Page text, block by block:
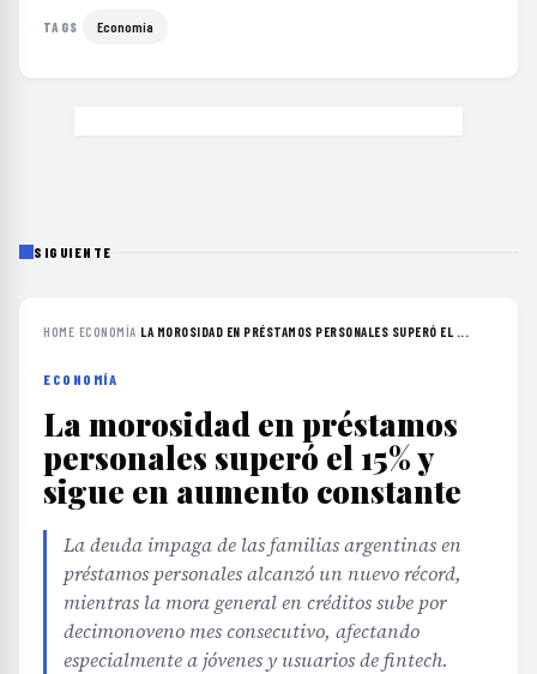
TAGS Economía
SIGUIENTE
HOME›ECONOMÍA›LA MOROSIDAD EN PRÉSTAMOS PERSONALES SUPERÓ EL ...
ECONOMÍA
La morosidad en préstamos
personales superó el 15% y
sigue en aumento constante
La deuda impaga de las familias argentinas en
préstamos personales alcanzó un nuevo récord,
mientras la mora general en créditos sube por
decimonoveno mes consecutivo, afectando
especialmente a jóvenes y usuarios de fintech.